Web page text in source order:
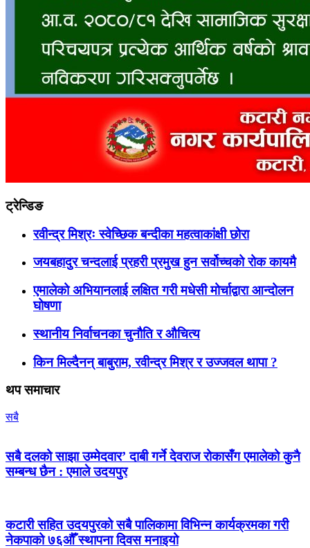
ट्रेन्डिङ
रवीन्द्र मिश्रः स्वेच्छिक बन्दीका महत्वाकांक्षी छोरा
जयबहादुर चन्दलाई प्रहरी प्रमुख हुन सर्वोच्चको रोक कायमै
एमालेको अभियानलाई लक्षित गरी मधेसी मोर्चाद्वारा आन्दोलन
घोषणा
स्थानीय निर्वाचनका चुनौति र औचित्य
किन मिल्दैनन् बाबुराम, रवीन्द्र मिश्र र उज्जवल थापा ?
थप समाचार
सबै
सबै दलको साझा उम्मेदवार’ दाबी गर्ने देवराज रोकासँग एमालेको कुनै
सम्बन्ध छैन : एमाले उदयपुर
कटारी सहित उदयपुरको सबै पालिकामा विभिन्न कार्यक्रमका गरी
नेकपाको ७६औँ स्थापना दिवस मनाइयो